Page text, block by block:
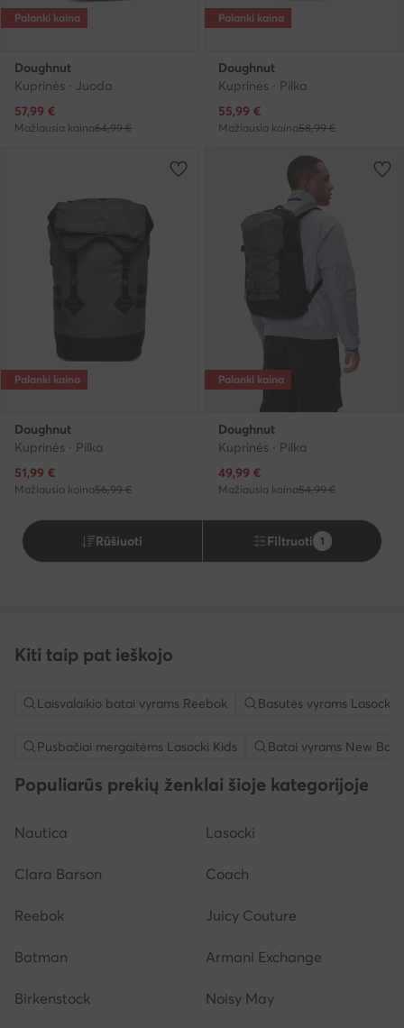
Palanki kaina
Doughnut
Kuprinės · Juoda
Dabartinė kaina
57,99 €
Mažiausia kaina64,99 €
Palanki kaina
Doughnut
Kuprinės · Pilka
Dabartinė kaina
55,99 €
Mažiausia kaina58,99 €
Palanki kaina
Doughnut
Kuprinės · Pilka
Dabartinė kaina
51,99 €
Mažiausia kaina56,99 €
Palanki kaina
Doughnut
Kuprinės · Pilka
Dabartinė kaina
49,99 €
Mažiausia kaina54,99 €
Rūšiuoti Filtruoti 1
Kiti taip pat ieškojo
Laisvalaikio batai vyrams Reebok Basutės vyrams Lasocki
Pusbačiai mergaitėms Lasocki Kids Batai vyrams New
Populiarūs prekių ženklai šioje kategorijoje
Nautica Lasocki
Clara Barson Coach
Reebok Juicy Couture
Batman Armani Exchange
Birkenstock Noisy May